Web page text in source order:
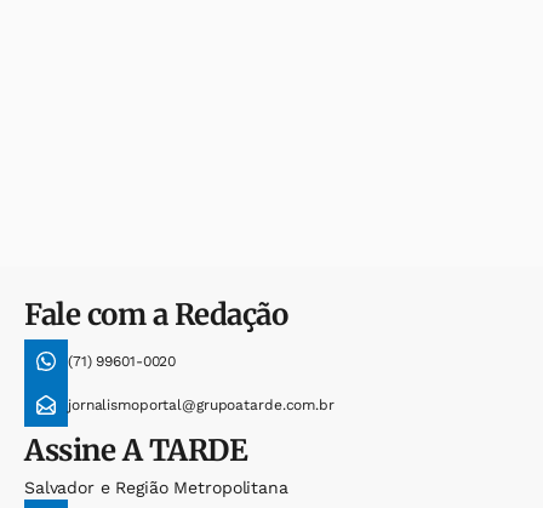
Fale com a Redação
(71) 99601-0020
jornalismoportal@grupoatarde.com.br
AssineA TARDE
Salvador e Região Metropolitana